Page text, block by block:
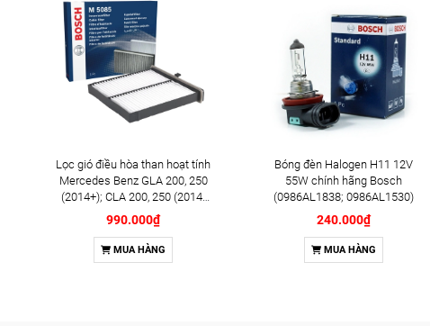
Lọc gió điều hòa than hoạt tính
Mercedes Benz GLA 200, 250
(2014+); CLA 200, 250 (2014-
2019) chính hãng Bosch
(1987435505)
990.000₫
MUA HÀNG
Bóng đèn Halogen H11 12V
55W chính hãng Bosch
(0986AL1838; 0986AL1530)
240.000₫
MUA HÀNG